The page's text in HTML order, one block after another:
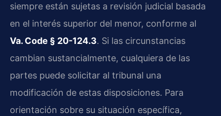
siempre están sujetas a revisión judicial basada
en el interés superior del menor, conforme al
Va. Code § 20-124.3. Si las circunstancias
cambian sustancialmente, cualquiera de las
partes puede solicitar al tribunal una
modificación de estas disposiciones. Para
orientación sobre su situación específica,